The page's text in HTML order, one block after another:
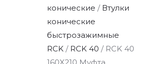
конические / Втулки
конические
быстрозажимные
RCK / RCK 40 / RCK 40